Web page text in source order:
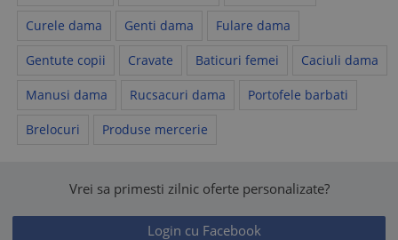
Curele dama Genti dama Fulare dama
Gentute copii Cravate Baticuri femei Caciuli dama
Manusi dama Rucsacuri dama Portofele barbati
Brelocuri Produse mercerie
Vrei sa primesti zilnic oferte personalizate?
Login cu Facebook